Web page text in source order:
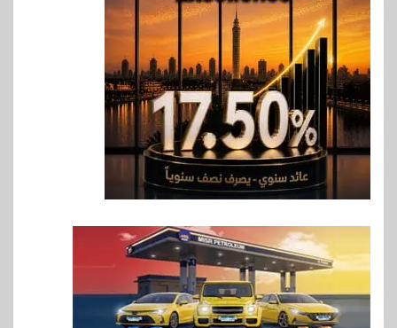
غرفة القاهرة تنظم ندوة إلكترونية
لدعم الصادرات وتحقيق
مستهدفات رؤية مصر 2030
7
بنوك
بنك مصر يشارك في فعالية اليوم
العالمي للشباب ويقدم العديد من
العروض المجانية
بنك QNB مصر يعزز جاهزية
المشروعات الصغيرة والمتوسطة
للنمو والتوسع